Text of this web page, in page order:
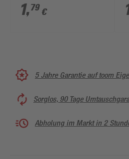
1,79 €
5 Jahre Garantie auf toom
Sorglos, 90 Tage
Abholung im Markt in 2